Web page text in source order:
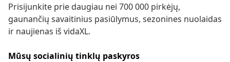
Prisijunkite prie daugiau nei 700 000 pirkėjų,
gaunančių savaitinius pasiūlymus, sezonines nuolaidas
ir naujienas iš vidaXL.
Mūsų socialinių tinklų paskyros